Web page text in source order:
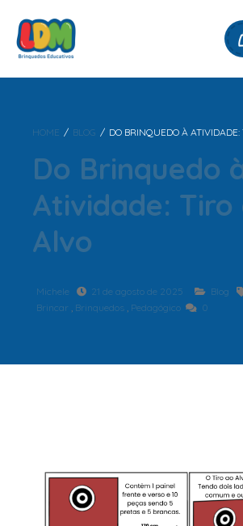
HOME / BLOG / DO BRINQUEDO À ATIVIDADE:
Do Brinquedo
Atividade: Tiro
Alvo
Michele 21 de agosto de 2025 Blog
Brincar , Brinquedos , Pedagógico 0